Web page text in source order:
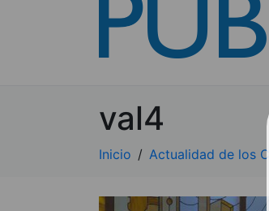
val4
Inicio Actualidad de los